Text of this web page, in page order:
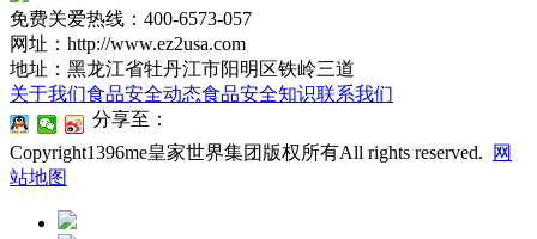
免费关爱热线：400-6573-057
网址：http://www.ez2usa.com
地址：黑龙江省牡丹江市阳明区铁岭三道
关于我们食品安全动态食品安全知识联系我们
分享至：
Copyright1396me皇家世界集团版权所有All rights reserved.
网
站地图